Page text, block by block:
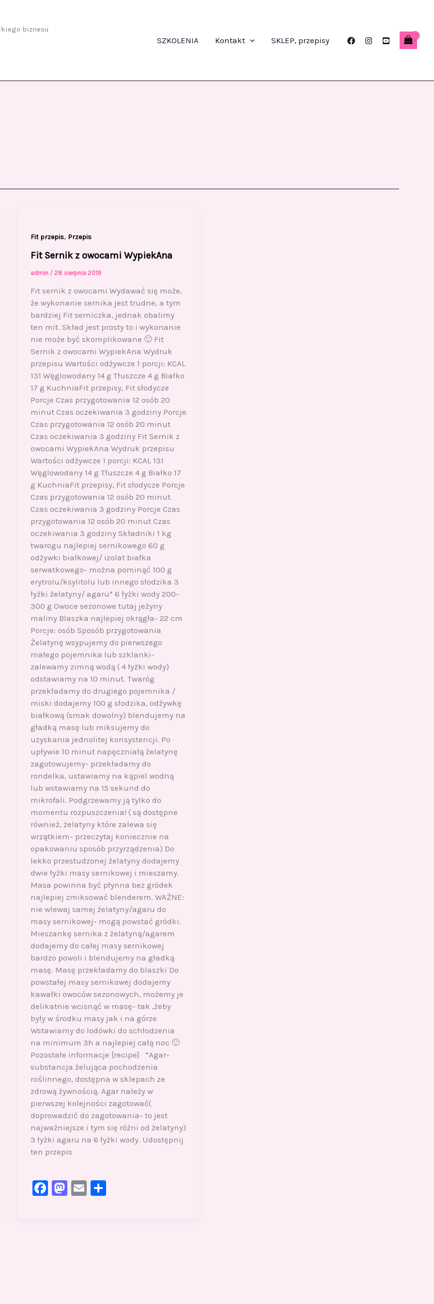
biznesu
SZKOLENIA Kontakt SKLEP, przepisy
Fit przepis, Przepis
Fit Sernik z owocami WypiekAna
admin / 28 sierpnia 2019
Fit sernik z owocami Wydawać się może,
że wykonanie sernika jest trudne, a tym
bardziej Fit serniczka, jednak obalimy
ten mit. Skład jest prosty to i wykonanie
nie może być skomplikowane 🙂 Fit
Sernik z owocami WypiekAna Wydruk
przepisu Wartości odżywcze 1 porcji: KCAL
131 Węglowodany 14 g Tłuszcze 4 g Białko
17 g KuchniaFit przepisy, Fit słodycze
Porcje Czas przygotowania 12 osób 20
minut Czas oczekiwania 3 godziny Porcje
Czas przygotowania 12 osób 20 minut
Czas oczekiwania 3 godziny Fit Sernik z
owocami WypiekAna Wydruk przepisu
Wartości odżywcze 1 porcji: KCAL 131
Węglowodany 14 g Tłuszcze 4 g Białko 17
g KuchniaFit przepisy, Fit słodycze Porcje
Czas przygotowania 12 osób 20 minut
Czas oczekiwania 3 godziny Porcje Czas
przygotowania 12 osób 20 minut Czas
oczekiwania 3 godziny Składniki 1 kg
twarogu najlepiej sernikowego 60 g
odżywki białkowej/ izolat białka
serwatkowego- można pominąć 100 g
erytrolu/ksylitolu lub innego słodzika 3
łyżki żelatyny/ agaru* 6 łyżki wody 200-
300 g Owoce sezonowe tutaj jeżyny
maliny Blaszka najlepiej okrągła- 22 cm
Porcje: osób Sposób przygotowania
Żelatynę wsypujemy do pierwszego
małego pojemnika lub szklanki-
zalewamy zimną wodą ( 4 łyżki wody)
odstawiamy na 10 minut. Twaróg
przekładamy do drugiego pojemnika /
miski dodajemy 100 g słodzika, odżywkę
białkową (smak dowolny) blendujemy na
gładką masę lub miksujemy do
uzyskania jednolitej konsystencji. Po
upływie 10 minut napęczniałą żelatynę
zagotowujemy- przekładamy do
rondelka, ustawiamy na kąpiel wodną
lub wstawiamy na 15 sekund do
mikrofali. Podgrzewamy ją tylko do
momentu rozpuszczenia! ( są dostępne
również, żelatyny które zalewa się
wrzątkiem- przeczytaj koniecznie na
opakowaniu sposób przyrządzenia) Do
lekko przestudzonej żelatyny dodajemy
dwie łyżki masy sernikowej i mieszamy.
Masa powinna być płynna bez gródek
najlepiej zmiksować blenderem. WAŻNE:
nie wlewaj samej żelatyny/agaru do
masy sernikowej- mogą powstać gródki.
Mieszankę sernika z żelatyną/agarem
dodajemy do całej masy sernikowej
bardzo powoli i blendujemy na gładką
masę. Masę przekładamy do blaszki Do
powstałej masy sernikowej dodajemy
kawałki owoców sezonowych, możemy je
delikatnie wcisnąć w masę- tak ,żeby
były w środku masy jak i na górze
Wstawiamy do lodówki do schłodzenia
na minimum 3h a najlepiej całą noc 🙂
Pozostałe informacje [recipe] *Agar-
substancja żelująca pochodzenia
roślinnego, dostępna w sklepach ze
zdrową żywnością. Agar należy w
pierwszej kolejności zagotować(
doprowadzić do zagotowania- to jest
najważniejsze i tym się różni od żelatyny)
3 łyżki agaru na 6 łyżki wody. Udostępnij
ten przepis
F
M E S